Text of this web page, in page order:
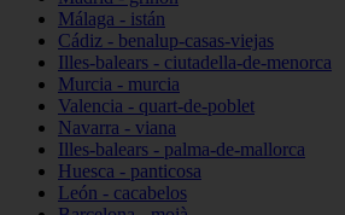
Málaga - istán
Cádiz - benalup-casas-viejas
Illes-balears - ciutadella-de-menorca
Murcia - murcia
Valencia - quart-de-poblet
Navarra - viana
Illes-balears - palma-de-mallorca
Huesca - panticosa
León - cacabelos